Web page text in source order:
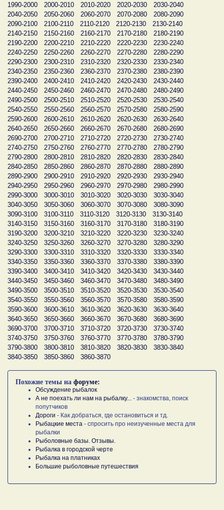
1990-2000
2000-2010 2010-2020 2020-2030
2030-2040
2040-2050
2050-2060 2060-2070 2070-2080
2080-2090
2090-2100
2100-2110 2110-2120 2120-2130
2130-2140
2140-2150
2150-2160 2160-2170 2170-2180
2180-2190
2190-2200
2200-2210 2210-2220 2220-2230
2230-2240
2240-2250
2250-2260 2260-2270 2270-2280
2280-2290
2290-2300
2300-2310 2310-2320 2320-2330
2330-2340
2340-2350
2350-2360 2360-2370 2370-2380
2380-2390
2390-2400
2400-2410 2410-2420 2420-2430
2430-2440
2440-2450
2450-2460 2460-2470 2470-2480
2480-2490
2490-2500
2500-2510 2510-2520 2520-2530
2530-2540
2540-2550
2550-2560 2560-2570 2570-2580
2580-2590
2590-2600
2600-2610 2610-2620 2620-2630
2630-2640
2640-2650
2650-2660 2660-2670 2670-2680
2680-2690
2690-2700
2700-2710 2710-2720 2720-2730
2730-2740
2740-2750
2750-2760 2760-2770 2770-2780
2780-2790
2790-2800
2800-2810 2810-2820 2820-2830
2830-2840
2840-2850
2850-2860 2860-2870 2870-2880
2880-2890
2890-2900
2900-2910 2910-2920 2920-2930
2930-2940
2940-2950
2950-2960 2960-2970 2970-2980
2980-2990
2990-3000
3000-3010 3010-3020 3020-3030
3030-3040
3040-3050
3050-3060 3060-3070 3070-3080
3080-3090
3090-3100
3100-3110 3110-3120 3120-3130
3130-3140
3140-3150
3150-3160 3160-3170 3170-3180
3180-3190
3190-3200
3200-3210 3210-3220 3220-3230
3230-3240
3240-3250
3250-3260 3260-3270 3270-3280
3280-3290
3290-3300
3300-3310 3310-3320 3320-3330
3330-3340
3340-3350
3350-3360 3360-3370 3370-3380
3380-3390
3390-3400
3400-3410 3410-3420 3420-3430
3430-3440
3440-3450
3450-3460 3460-3470 3470-3480
3480-3490
3490-3500
3500-3510 3510-3520 3520-3530
3530-3540
3540-3550
3550-3560 3560-3570 3570-3580
3580-3590
3590-3600
3600-3610 3610-3620 3620-3630
3630-3640
3640-3650
3650-3660 3660-3670 3670-3680
3680-3690
3690-3700
3700-3710 3710-3720 3720-3730
3730-3740
3740-3750
3750-3760 3760-3770 3770-3780
3780-3790
3790-3800
3800-3810 3810-3820 3820-3830
3830-3840
3840-3850
3850-3860 3860-3870
Похожие темы на форуме:
Обсуждение рыбалок
А не поехать ли нам на рыбалку... - знакомства, поиск
попутчиков
Дороги - Как добраться, где остановиться и тд.
Рыбацкие места - спросить про неизученные места для
рыбалки
Рыболовные базы. Отзывы.
Рыбалка в городской черте
Рыбалка на платниках
Большие рыболовные путешествия